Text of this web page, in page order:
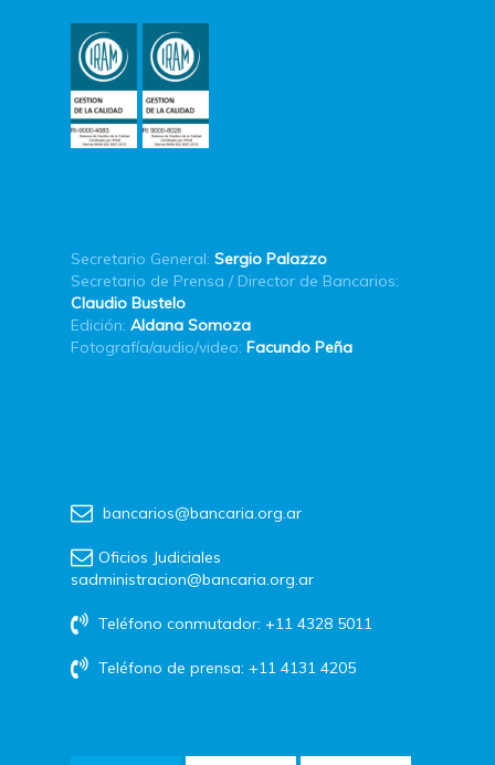
Secretario General: Sergio Palazzo
Secretario de Prensa / Director de Bancarios:
Claudio Bustelo
Edición: Aldana Somoza
Fotografía/audio/video: Facundo Peña
bancarios@bancaria.org.ar
Oficios Judiciales
sadministracion@bancaria.org.ar
Teléfono conmutador: +11 4328 5011
Teléfono de prensa: +11 4131 4205